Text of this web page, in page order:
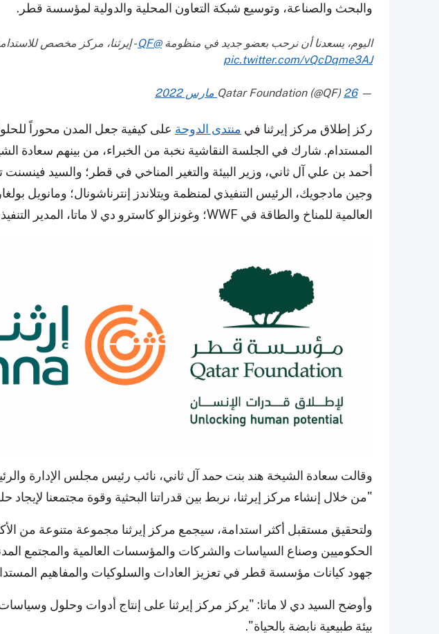
والبحث والصناعة، وتوسيع شبكة التعاون المحلية والدولية لمؤسسة قطر.
اليوم، يسعدنا أن نرحب بعضو جديد في منظومة@QF - إيرثنا، مركز مخصص
pic.twitter.com/vQcDqme3AJ
— Qatar Foundation (@QF)26 مارس 2022
ركز إطلاق مركز إيرثنا في منتدى الدوحة على كيفية جعل المدن محوراً
المستدام. شارك في الجلسة النقاشية نخبة من الخبراء، من بينهم سعادة
أحمد بن علي آل ثاني، وزير البيئة والتغير المناخي في قطر؛ والسيد
وجين مادجويك، الرئيس التنفيذي لمنظمة ويتلاندز إنترناشونال؛ ومانويل
العالمية للمناخ والطاقة في WWF؛ وغونزالو كاسترو دي لا ماتا، المدير التنفيذي لمركز إيرثنا.
وقالت سعادة الشيخة هند بنت حمد آل ثاني، نائب رئيس مجلس الإدارة
"من خلال إنشاء مركز إيرثنا، نربط بين قدراتنا البحثية وقوة مجتمعنا
ولتحقيق مستقبل أكثر استدامة، سيجمع مركز إيرثنا مجموعة متنوعة من
الحكوميين وصناع السياسات والشركات والمؤسسات العالمية والمجتمع
جهود كيانات مؤسسة قطر في تعزيز العادات والسلوكيات والمفاهيم
وأوضح السيد دي لا ماتا: "يركز مركز إيرثنا على إنتاج أدوات وحلول
بيئة طبيعية نابضة بالحياة".